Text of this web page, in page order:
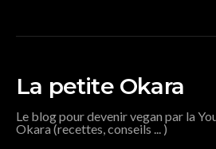
La petite Okara
Le blog pour devenir vegan par la
Okara (recettes, conseils ... )